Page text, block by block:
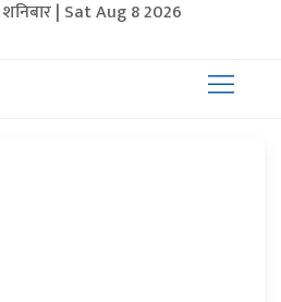
शनिबार | Sat Aug 8 2026